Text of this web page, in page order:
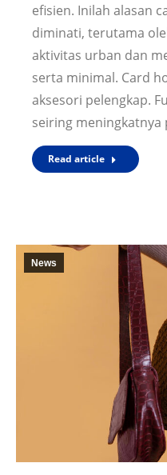
efisien. Inilah alasan
diminati, terutama
aktivitas urban dan
serta minimal. Card
aksesori pelengkap.
seiring
Read article
News